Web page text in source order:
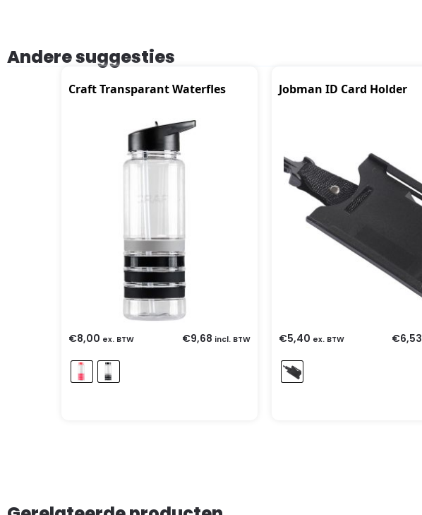
Andere suggesties
Craft Transparant Waterfles
€8,00 ex. BTW €9,68 incl. BTW
Jobman ID Card Holder
€5,40 ex. BTW €6,53